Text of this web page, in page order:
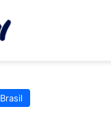
Brasil